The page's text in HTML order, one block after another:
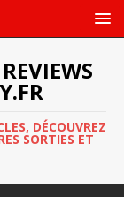
DÉCOUVREZ
SORTIES ET